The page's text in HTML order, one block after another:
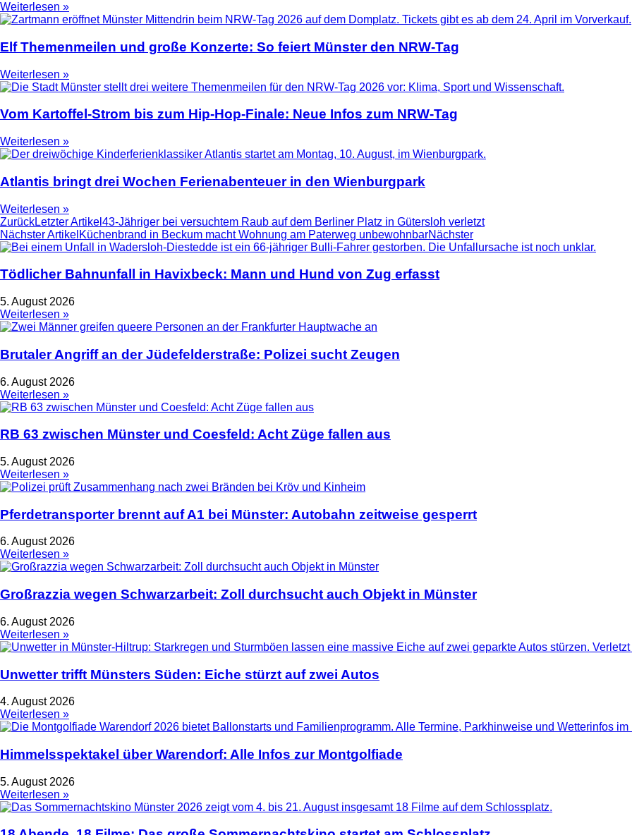
Weiterlesen »
Elf Themenmeilen und große Konzerte: So feiert Münster den NRW-Tag
Weiterlesen »
Vom Kartoffel-Strom bis zum Hip-Hop-Finale: Neue Infos zum NRW-Tag
Weiterlesen »
Atlantis bringt drei Wochen Ferienabenteuer in den Wienburgpark
Weiterlesen »
ZurückLetzter Artikel 43-Jähriger bei versuchtem Raub auf dem Berliner Platz in Gütersloh verletzt
Nächster Artikel Küchenbrand in Beckum macht Wohnung am Paterweg unbewohnbarNächster
Tödlicher Bahnunfall in Havixbeck: Mann und Hund von Zug erfasst
5. August 2026
Weiterlesen »
Brutaler Angriff an der Jüdefelderstraße: Polizei sucht Zeugen
6. August 2026
Weiterlesen »
RB 63 zwischen Münster und Coesfeld: Acht Züge fallen aus
5. August 2026
Weiterlesen »
Pferdetransporter brennt auf A1 bei Münster: Autobahn zeitweise gesperrt
6. August 2026
Weiterlesen »
Großrazzia wegen Schwarzarbeit: Zoll durchsucht auch Objekt in Münster
6. August 2026
Weiterlesen »
Unwetter trifft Münsters Süden: Eiche stürzt auf zwei Autos
4. August 2026
Weiterlesen »
Himmelsspektakel über Warendorf: Alle Infos zur Montgolfiade
5. August 2026
Weiterlesen »